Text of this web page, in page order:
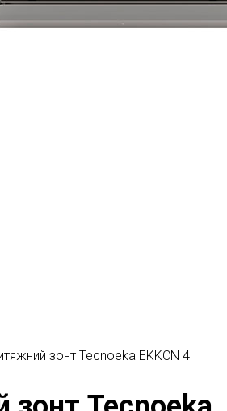
зонт Tecnoeka EKKCN 4